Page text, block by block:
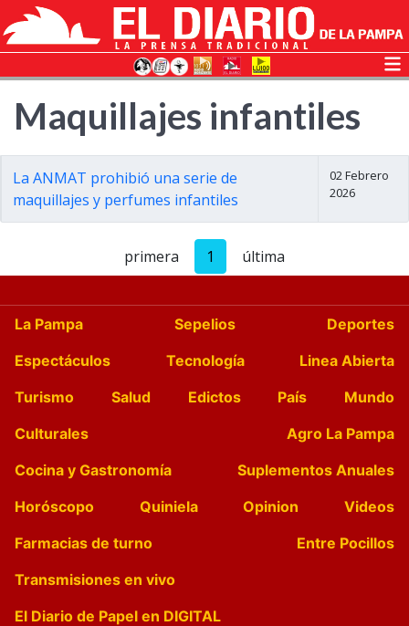
Maquillajes infantiles
La ANMAT prohibió una serie de
maquillajes y perfumes infantiles
02 Febrero
2026
primera 1 última
La Pampa Sepelios
Deportes
Espectáculos
Tecnología
Linea Abierta
Turismo
Salud Edictos País
Mundo
Culturales
Agro La Pampa
Cocina y Gastronomía
Suplementos Anuales
Horóscopo
Quiniela Opinion
Videos
Farmacias de turno
Entre Pocillos
Transmisiones en vivo
El Diario de Papel en DIGITAL